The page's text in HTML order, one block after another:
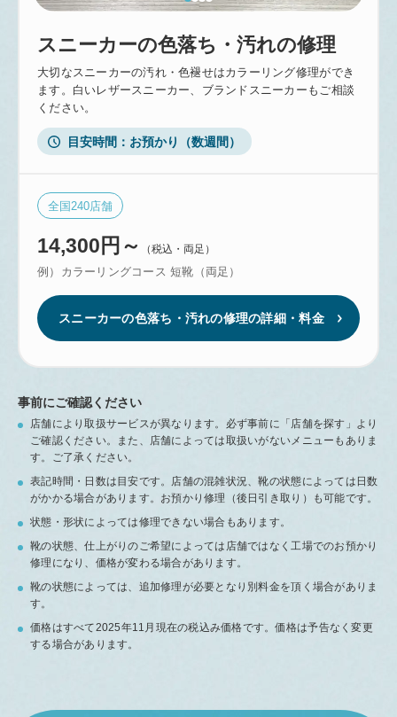
スニーカーの色落ち・汚れの修理
大切なスニーカーの汚れ・色褪せはカラーリング修理ができ
ます。白いレザースニーカー、ブランドスニーカーもご相談
ください。
目安時間 お預かり（数週間）
全国240店舗
14,300円～ （税込・両足）
例）カラーリングコース 短靴（両足）
スニーカーの色落ち・汚れの修理の詳細・料金
事前にご確認ください
店舗により取扱サービスが異なります。必ず事前に「店舗を探す」より
ご確認ください。また、店舗によっては取扱いがないメニューもありま
す。ご了承ください。
表記時間・日数は目安です。店舗の混雑状況、靴の状態によっては日数
がかかる場合があります。お預かり修理（後日引き取り）も可能です。
状態・形状によっては修理できない場合もあります。
靴の状態、仕上がりのご希望によっては店舗ではなく工場でのお預かり
修理になり、価格が変わる場合があります。
靴の状態によっては、追加修理が必要となり別料金を頂く場合がありま
す。
価格はすべて2025年11月現在の税込み価格です。価格は予告なく変更
する場合があります。